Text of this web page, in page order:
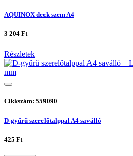
AQUINOX deck szem A4
3 204 Ft
Részletek
Cikkszám: 559090
D-gyűrű szerelőtalppal A4 saválló
425 Ft